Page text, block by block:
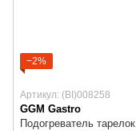
−2%
Артикул: (BI)008258
GGM Gastro
Подогреватель тарелок